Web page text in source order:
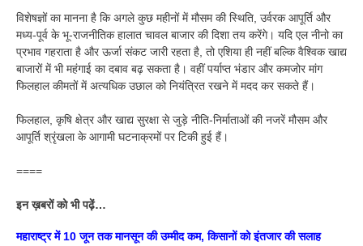
विशेषज्ञों का मानना है कि अगले कुछ महीनों में मौसम की स्थिति, उर्वरक आपूर्ति और
मध्य-पूर्व के भू-राजनीतिक हालात चावल बाजार की दिशा तय करेंगे। यदि एल नीनो का
प्रभाव गहराता है और ऊर्जा संकट जारी रहता है, तो एशिया ही नहीं बल्कि वैश्विक खाद्य
बाजारों में भी महंगाई का दबाव बढ़ सकता है। वहीं पर्याप्त भंडार और कमजोर मांग
फिलहाल कीमतों में अत्यधिक उछाल को नियंत्रित रखने में मदद कर सकते हैं।
फिलहाल, कृषि क्षेत्र और खाद्य सुरक्षा से जुड़े नीति-निर्माताओं की नजरें मौसम और
आपूर्ति श्रृंखला के आगामी घटनाक्रमों पर टिकी हुई हैं।
====
इन ख़बरों को भी पढ़ें…
महाराष्ट्र में 10 जून तक मानसून की उम्मीद कम, किसानों को इंतजार की सलाह